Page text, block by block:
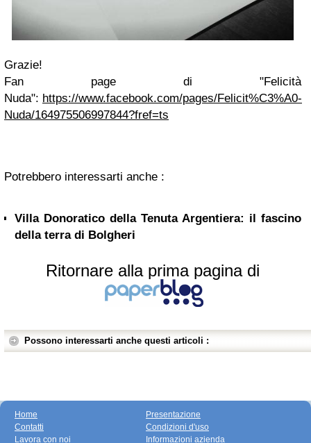
Grazie!
Fan page di "Felicità
Nuda": https://www.facebook.com/pages/Felicit%C3%A0-
Nuda/164975506997844?fref=ts
Potrebbero interessarti anche :
Villa Donoratico della Tenuta Argentiera: il fascino
della terra di Bolgheri
Ritornare alla prima pagina di
Possono interessarti anche questi articoli :
Home
Contatti
Lavora con noi
Presentazione
Condizioni d'uso
Informazioni azienda